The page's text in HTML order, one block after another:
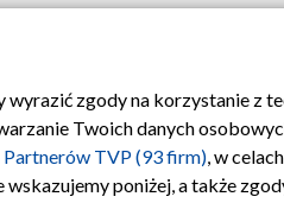
TVP Polityka prywatności
zgody na korzystanie z
Twoich danych
Partnerów TVP (93 firm), w
poniżej, a także